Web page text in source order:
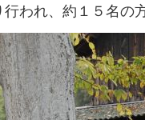
行われ、約１５名の